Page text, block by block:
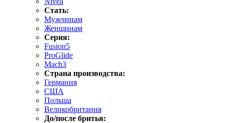
Стать:
Мужчинам
Женщинам
Серия:
Fusion5
ProGlide
Mach3
Страна производства:
Германия
США
Польша
Великобритания
До/после бритья: